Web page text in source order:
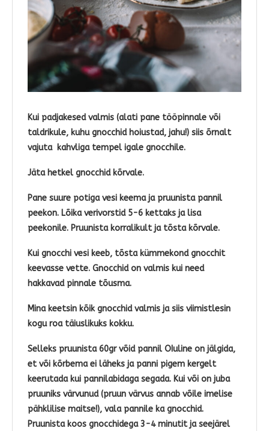
Kui padjakesed valmis (alati pane tööpinnale või
taldrikule, kuhu gnocchid hoiustad, jahu!) siis õrnalt
vajuta kahvliga tempel igale gnocchile.
Jäta hetkel gnocchid kõrvale.
Pane suure potiga vesi keema ja pruunista pannil
peekon. Lõika verivorstid 5-6 kettaks ja lisa
peekonile. Pruunista korralikult ja tõsta kõrvale.
Kui gnocchi vesi keeb, tõsta kümmekond gnocchit
keevasse vette. Gnocchid on valmis kui need
hakkavad pinnale tõusma.
Mina keetsin kõik gnocchid valmis ja siis viimistlesin
kogu roa täiuslikuks kokku.
Selleks pruunista 60gr võid pannil OIuline on jälgida,
et või kõrbema ei läheks ja panni pigem kergelt
keerutada kui pannilabidaga segada. Kui või on juba
pruuniks värvunud (pruun värvus annab võile imelise
pähklilise maitse!), vala pannile ka gnocchid.
Pruunista koos gnocchidega 3-4 minutit ja seejärel